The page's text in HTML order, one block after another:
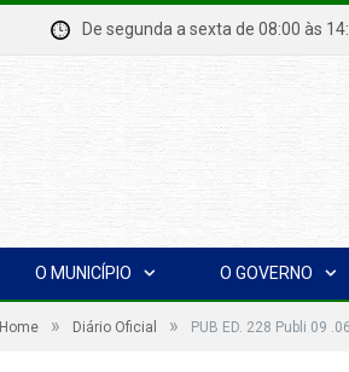
De segunda a sexta de 08:00
O MUNICÍPIO O GOVERNO
Home » Diário Oficial » PUB ED. 228 Publi 09